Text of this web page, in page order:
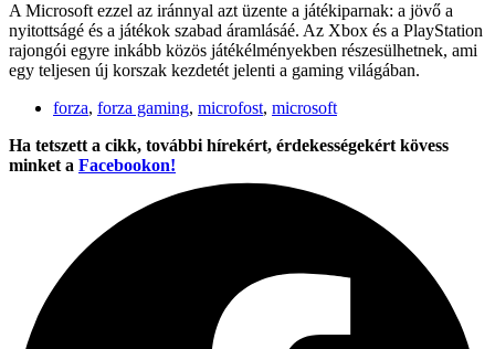
A Microsoft ezzel az iránnyal azt üzente a játékiparnak: a jövő a
nyitottságé és a játékok szabad áramlásáé. Az Xbox és a PlayStation
rajongói egyre inkább közös játékélményekben részesülhetnek, ami
egy teljesen új korszak kezdetét jelenti a gaming világában.
forza, forza gaming, microfost, microsoft
Ha tetszett a cikk, további hírekért, érdekességekért kövess
minket a Facebookon!